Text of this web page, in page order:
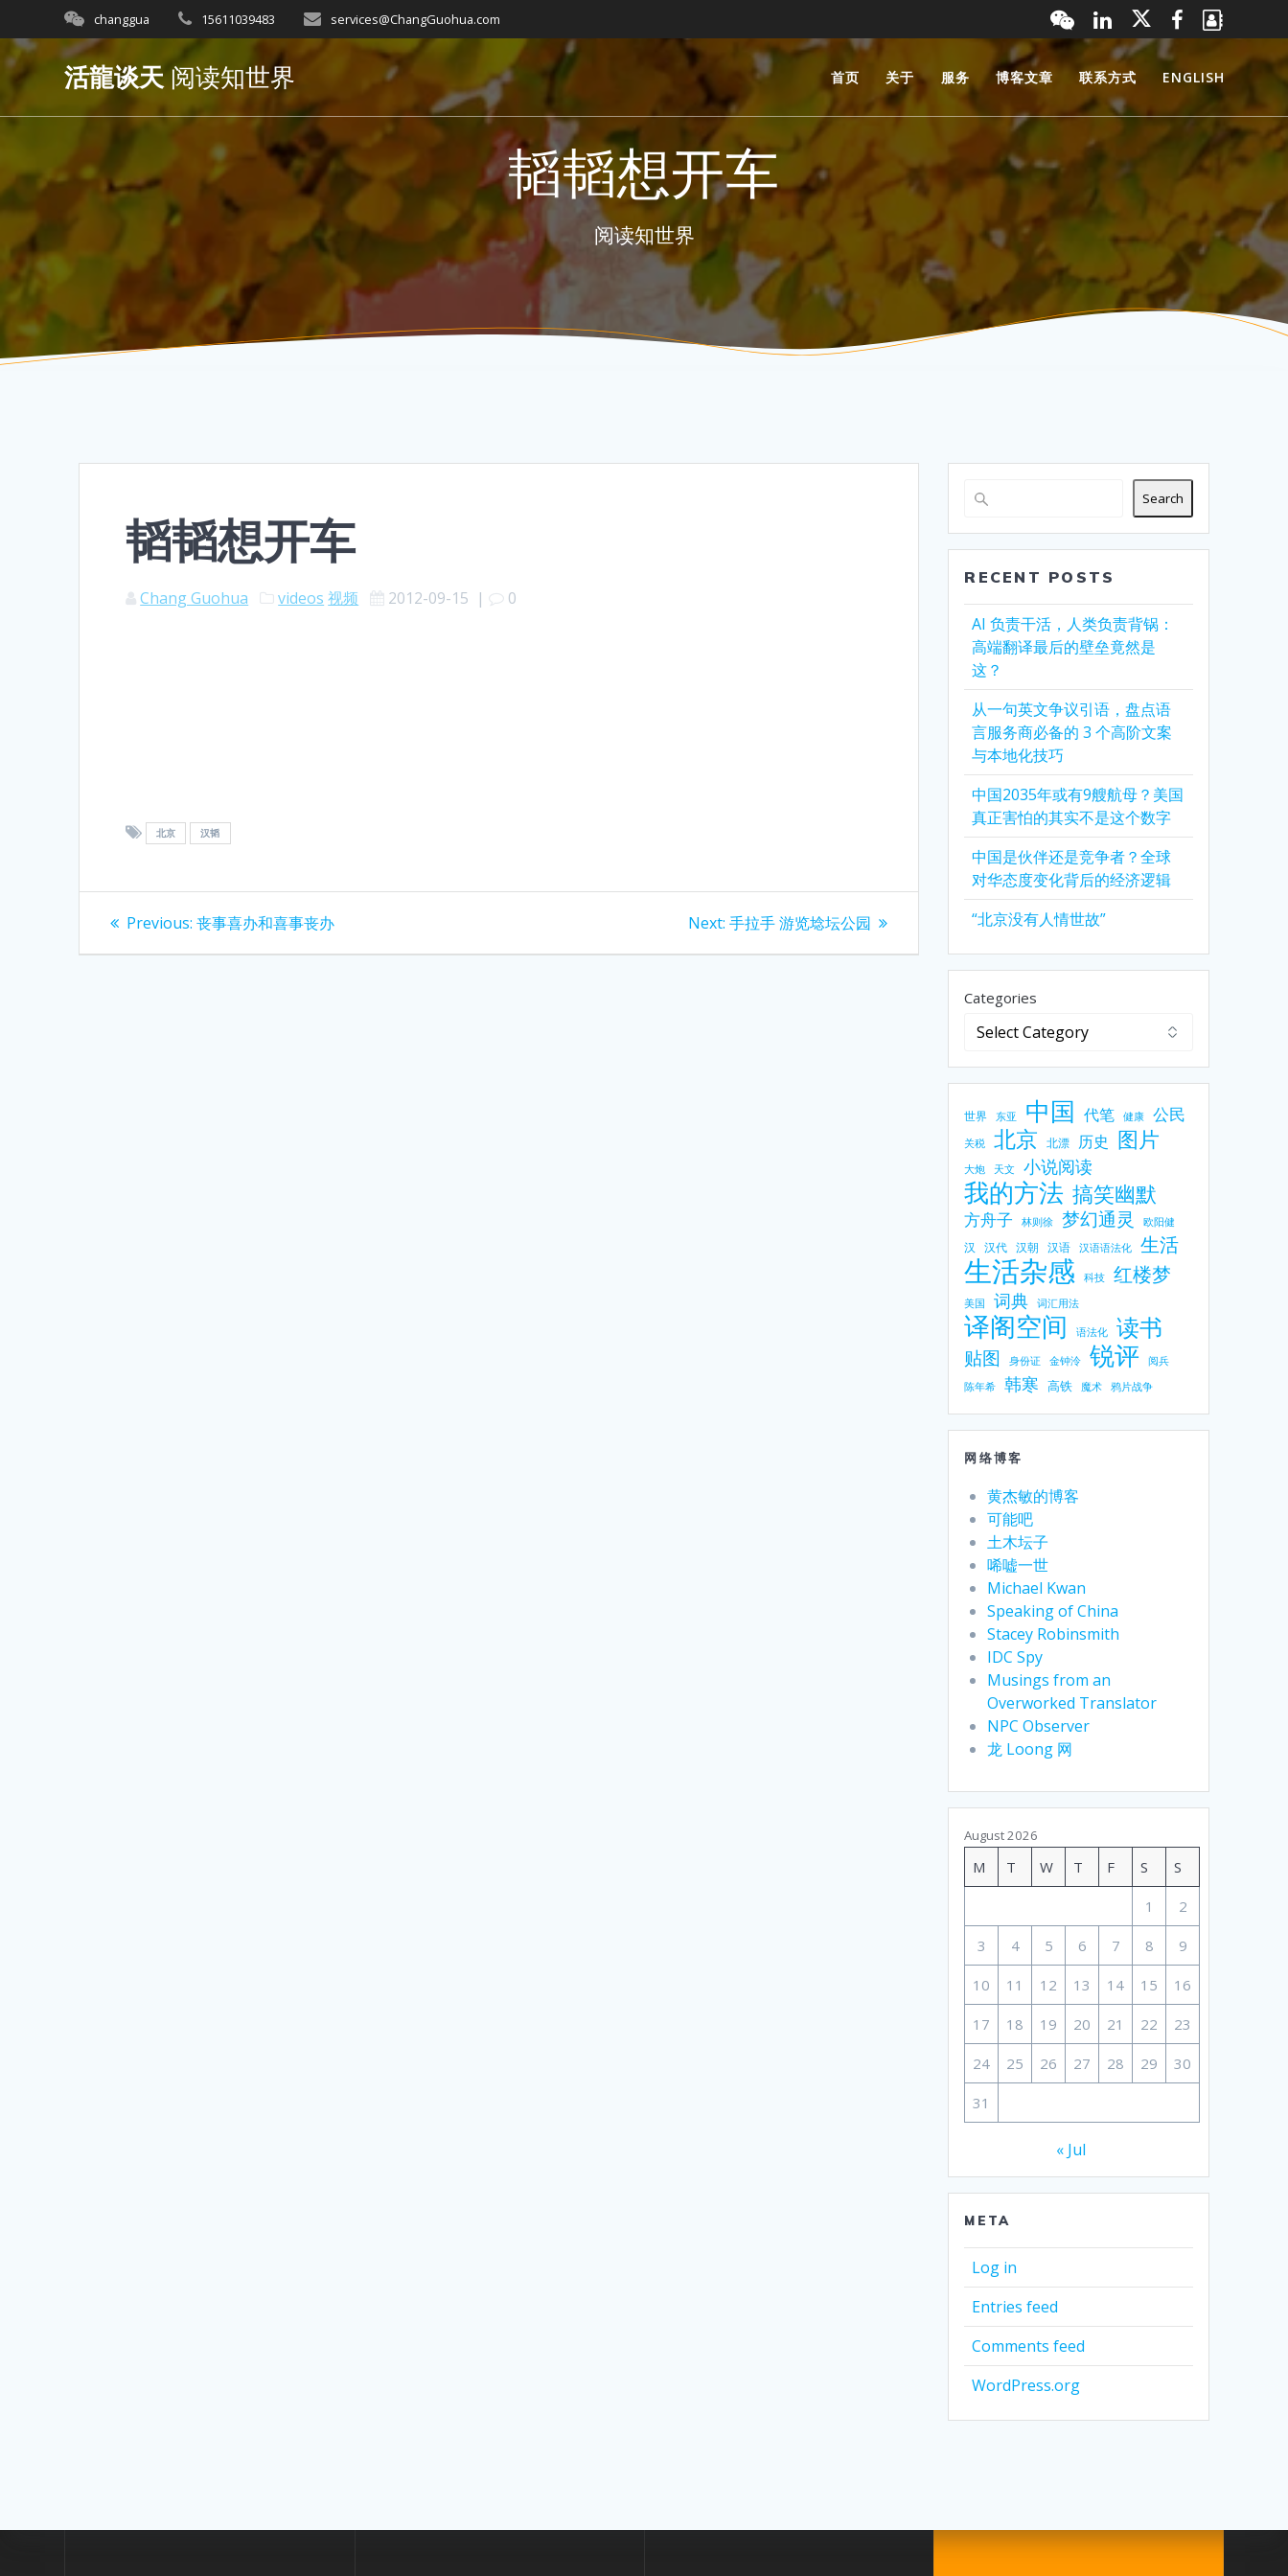
to
content
changgua 15611039483 services@ChangGuohua.com
活龍谈天阅读知世界 首页 关于 服务 博客文章 联系方式 ENGLISH
韬韬想开车
阅读知世界
韬韬想开车
Chang Guohua videos 视频 2012-09-15 | 0
北京 汉韬
Post
navigation
Previous: Previous
丧事喜办和喜事丧办 Next: Next
手拉手 游览埝坛公园
Search
RECENT POSTS
AI 负责干活，人类负责背锅：
高端翻译最后的壁垒竟然是
这？
从一句英文争议引语，盘点语
言服务商必备的 3 个高阶文案
与本地化技巧
中国2035年或有9艘航母？美国
真正害怕的其实不是这个数字
中国是伙伴还是竞争者？全球
对华态度变化背后的经济逻辑
“北京没有人情世故”
Categories
世界 东亚 中国 代笔 健康 公民
关税 北京 北漂 历史 图片
大炮 天文 小说阅读
我的方法 搞笑幽默
方舟子 林则徐 梦幻通灵 欧阳健
汉 汉代 汉朝 汉语 汉语语法化 生活
生活杂感 科技 红楼梦
美国 词典 词汇用法
译阁空间 语法化 读书
贴图 身份证 金钟泠 锐评
阅兵
陈年希
韩寒 高铁 魔术 鸦片战争
网络博客
黄杰敏的博客
可能吧
土木坛子
唏嘘一世
Michael Kwan
Speaking of China
Stacey Robinsmith
IDC Spy
Musings from an
Overworked Translator
NPC Observer
龙 Loong 网
August 2026
M T W T F S S
1 2
3 4 5 6 7 8 9
10 11 12 13 14 15 16
17 18 19 20 21 22 23
24 25 26 27 28 29 30
31
« Jul
META
Log in
Entries feed
Comments feed
WordPress.org